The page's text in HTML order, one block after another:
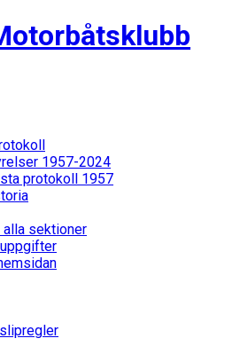
1957-2024
protokoll 1957
sektioner